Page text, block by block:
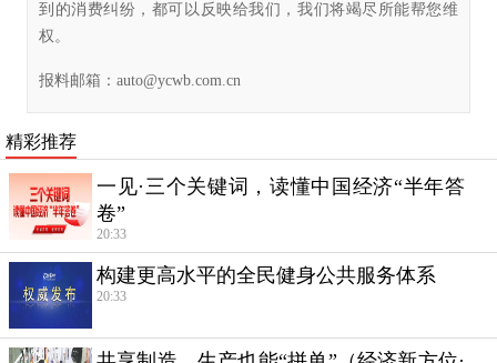
到的消费纠纷，都可以反映给我们，我们将竭尽所能帮您维
权。
报料邮箱： auto@ycwb.com.cn
精彩推荐